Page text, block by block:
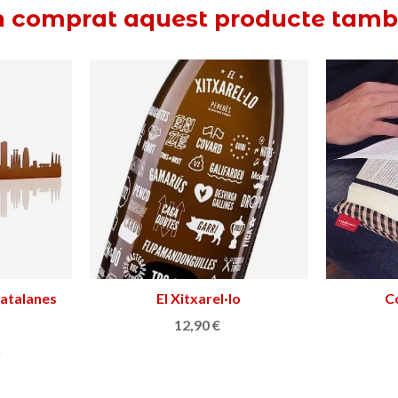
comprat aquest producte
Triar opció
Mini avió Tibidabo-Barcelona
3,50 €